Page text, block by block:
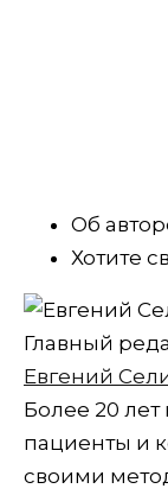
Об
Хотите
Главный
Евгений
Более 20
пациенты и
своими